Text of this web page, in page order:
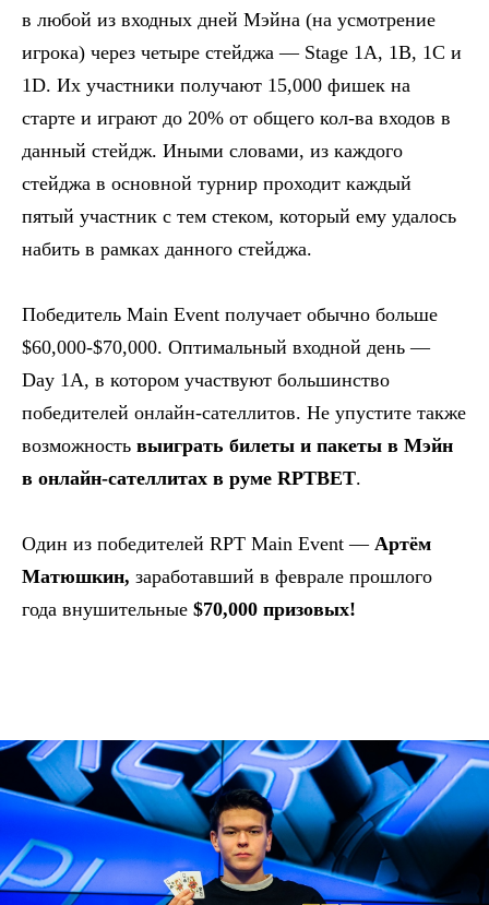
в любой из входных дней Мэйна (на усмотрение
игрока) через четыре стейджа — Stage 1A, 1B, 1C и
1D. Их участники получают 15,000 фишек на
старте и играют до 20% от общего кол-ва входов в
данный стейдж. Иными словами, из каждого
стейджа в основной турнир проходит каждый
пятый участник с тем стеком, который ему удалось
набить в рамках данного стейджа.
Победитель Main Event получает обычно больше
$60,000-$70,000. Оптимальный входной день —
Day 1A, в котором участвуют большинство
победителей онлайн-сателлитов. Не упустите также
возможность выиграть билеты и пакеты в Мэйн
в онлайн-сателлитах в руме RPTBET.
Один из победителей RPT Main Event — Артём
Матюшкин, заработавший в феврале прошлого
года внушительные $70,000 призовых!